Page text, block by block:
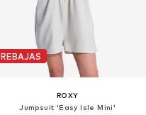
REBAJAS
ROXY
Jumpsuit 'Easy Isle Mini'